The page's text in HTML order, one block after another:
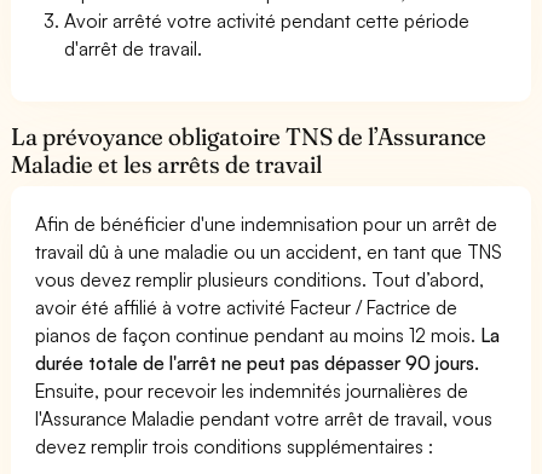
Avoir arrêté votre activité pendant cette période
d'arrêt de travail.
La prévoyance obligatoire TNS de l’Assurance
Maladie et les arrêts de travail
Afin de bénéficier d'une indemnisation pour un arrêt de
travail dû à une maladie ou un accident, en tant que TNS
vous devez remplir plusieurs conditions. Tout d’abord,
avoir été affilié à votre activité Facteur / Factrice de
pianos de façon continue pendant au moins 12 mois. La
durée totale de l'arrêt ne peut pas dépasser 90 jours.
Ensuite, pour recevoir les indemnités journalières de
l'Assurance Maladie pendant votre arrêt de travail, vous
devez remplir trois conditions supplémentaires :